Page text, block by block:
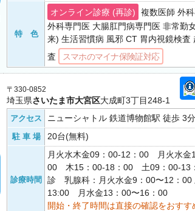
特 色
オンライン診療 (再診)
複数医師 外
外科専門医 大腸肛門病専門医 非常勤
来) 生活習慣病 風邪 CT 胃内視鏡検査
査
スマホのマイナ保険証対応
〒330-0852
埼玉県さいたま市大宮区大成町3丁目248-1
アクセス ニューシャトル 鉄道博物館駅 徒歩 3分
駐 車 場 20台(無料)
診療時間
月火水木金09：00-12：00 月火水金
00 木15：00-18：00 土09：00-13
診 乳腺科：月火水金9：00〜12：00
13:00 月水金13：00〜16：00
開始・終了時間は直接の確認をおすす